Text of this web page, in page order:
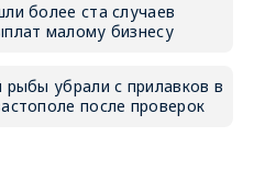
более ста случаев
малому бизнесу
рыбы убрали с прилавков в
после проверок